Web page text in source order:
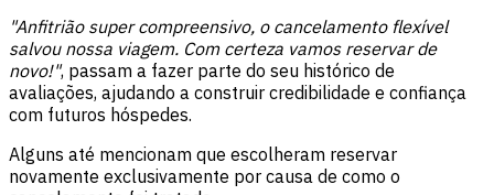
"Anfitrião super compreensivo, o cancelamento flexível
salvou nossa viagem. Com certeza vamos reservar de
novo!", passam a fazer parte do seu histórico de
avaliações, ajudando a construir credibilidade e confiança
com futuros hóspedes.
Alguns até mencionam que escolheram reservar
novamente exclusivamente por causa de como o